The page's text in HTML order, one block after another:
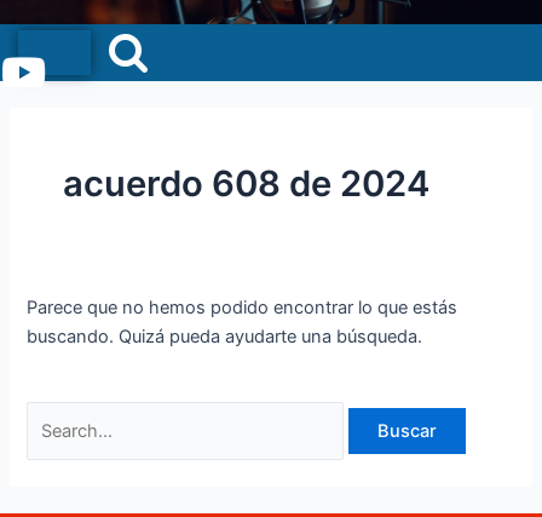
Menu
acuerdo 608 de 2024
Parece que no hemos podido encontrar lo que estás
buscando. Quizá pueda ayudarte una búsqueda.